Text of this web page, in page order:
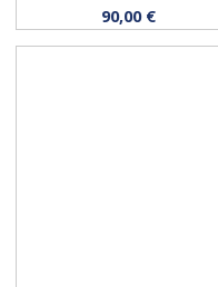
Acheter
90,00 €